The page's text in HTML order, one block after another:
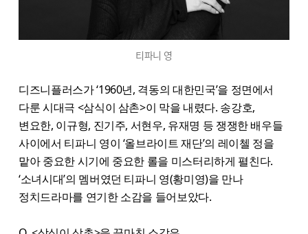
티파니 영
디즈니플러스가 ‘1960년, 격동의 대한민국’을 정면에서
다룬 시대극 <삼식이 삼촌>이 막을 내렸다. 송강호,
변요한, 이규형, 진기주, 서현우, 유재명 등 쟁쟁한 배우들
사이에서 티파니 영이 ‘올브라이트 재단’의 레이첼 정을
맡아 중요한 시기에 중요한 롤을 미스터리하게 펼친다.
‘소녀시대’의 멤버였던 티파니 영(황미영)을 만나
정치드라마를 연기한 소감을 들어보았다.